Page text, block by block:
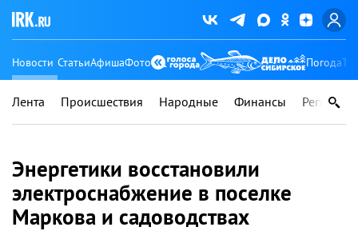
Новости СтатьиАфишаФото Погода
Лента Происшествия Народные Финансы Регионы
Энергетики восстановили
электроснабжение в поселке
Маркова и садоводствах